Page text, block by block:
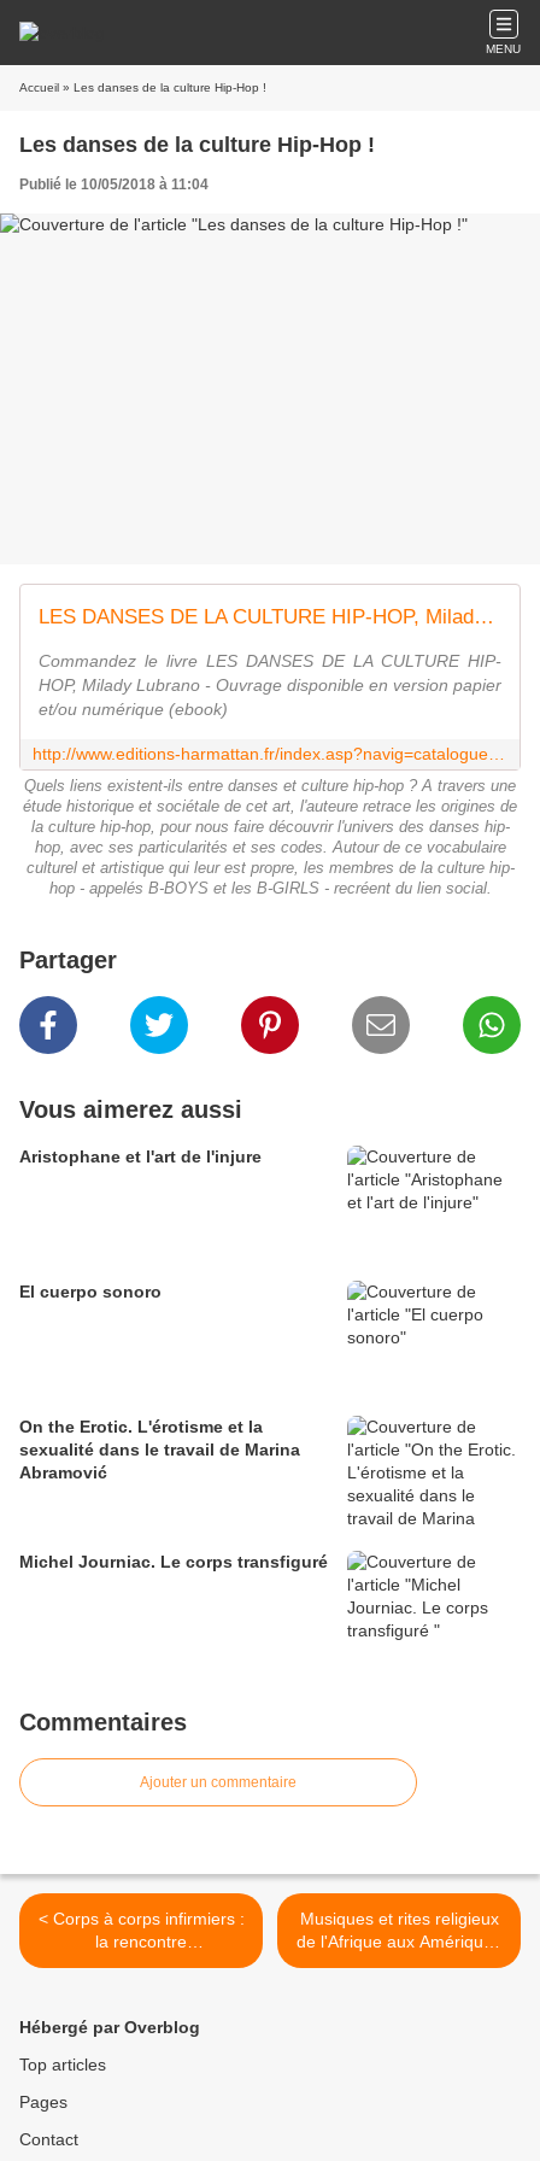
MENU
Accueil » Les danses de la culture Hip-Hop !
Les danses de la culture Hip-Hop !
Publié le 10/05/2018 à 11:04
LES DANSES DE LA CULTURE HIP-HOP, Milady Lubrano - livre, ebook, epub
Commandez le livre LES DANSES DE LA CULTURE HIP-
HOP, Milady Lubrano - Ouvrage disponible en version papier
et/ou numérique (ebook)
Quels liens existent-ils entre danses et culture hip-hop ? A travers une
étude historique et sociétale de cet art, l'auteure retrace les origines de
la culture hip-hop, pour nous faire découvrir l'univers des danses hip-
hop, avec ses particularités et ses codes. Autour de ce vocabulaire
culturel et artistique qui leur est propre, les membres de la culture hip-
hop - appelés B-BOYS et les B-GIRLS - recréent du lien social.
Partager
Vous aimerez aussi
Aristophane et l'art de l'injure
El cuerpo sonoro
On the Erotic. L'érotisme et la
sexualité dans le travail de Marina
Abramović
Michel Journiac. Le corps transfiguré
Commentaires
Ajouter un commentaire
< Corps à corps infirmiers :
la rencontre
soigné/soignant en
Musiques et rites religieux
de l'Afrique aux Amériques
>
Hébergé par Overblog
Top articles
Pages
Contact